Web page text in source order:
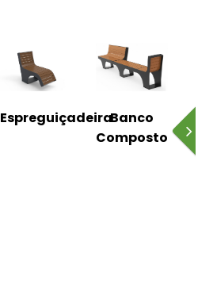
EspreguiçadeiraBanco
Composto